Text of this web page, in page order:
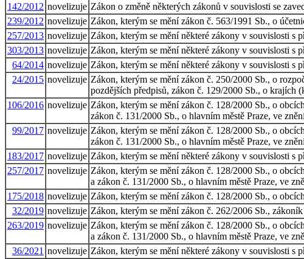
142/2012 novelizuje Zákon o změně některých zákonů v souvislosti se
239/2012 novelizuje Zákon, kterým se mění zákon č. 563/1991 Sb., o
257/2013 novelizuje Zákon, kterým se mění některé zákony v souvislosti s
303/2013 novelizuje Zákon, kterým se mění některé zákony v souvislosti s
64/2014 novelizuje Zákon, kterým se mění některé zákony v souvislosti s
24/2015 novelizuje Zákon, kterým se mění zákon č. 250/2000 Sb., o
pozdějších předpisů, zákon č. 129/2000 Sb., o krajích
106/2016 novelizuje Zákon, kterým se mění zákon č. 128/2000 Sb., o
zákon č. 131/2000 Sb., o hlavním městě Praze, ve
99/2017 novelizuje Zákon, kterým se mění zákon č. 128/2000 Sb., o
zákon č. 131/2000 Sb., o hlavním městě Praze, ve
183/2017 novelizuje Zákon, kterým se mění některé zákony v souvislosti s
257/2017 novelizuje Zákon, kterým se mění zákon č. 128/2000 Sb., o
a zákon č. 131/2000 Sb., o hlavním městě Praze, ve
175/2018 novelizuje Zákon, kterým se mění zákon č. 128/2000 Sb., o
32/2019 novelizuje Zákon, kterým se mění zákon č. 262/2006 Sb.,
263/2019 novelizuje Zákon, kterým se mění zákon č. 128/2000 Sb., o
a zákon č. 131/2000 Sb., o hlavním městě Praze, ve
36/2021 novelizuje Zákon, kterým se mění některé zákony v souvislosti s